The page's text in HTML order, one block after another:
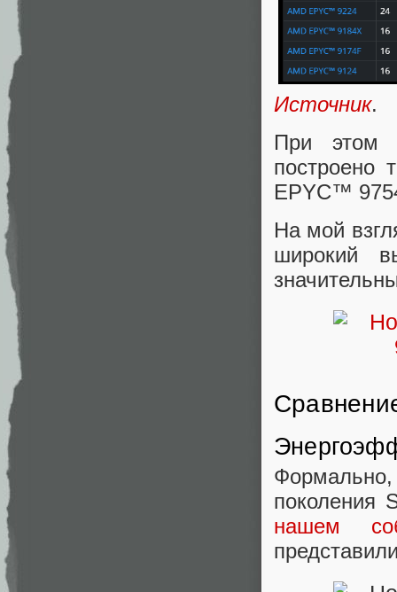
Источник.
При этом
построено
EPYC™
На мой
широкий
поколения
нашем